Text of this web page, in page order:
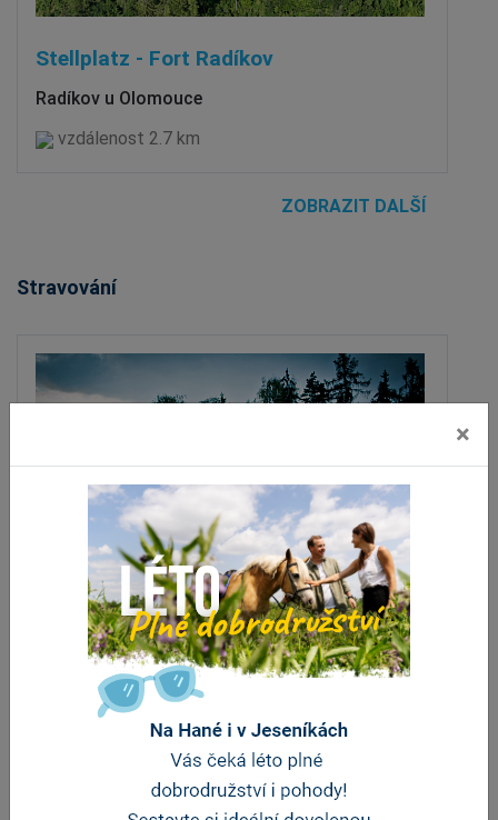
Stellplatz - Fort Radíkov
Radíkov u Olomouce
vzdálenost 2.7 km
ZOBRAZIT DALŠÍ
Stravování
Restaurace Archa
Sv. Kopeček
vzdálenost 3.7 km
×